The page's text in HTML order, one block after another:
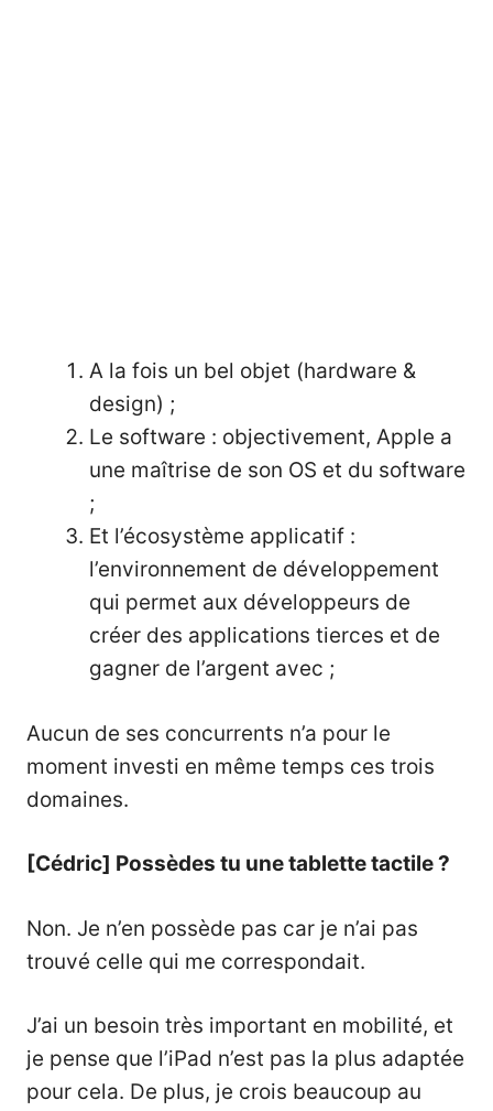
A la fois un bel objet (hardware &
design) ;
Le software : objectivement, Apple a
une maîtrise de son OS et du software
;
Et l’écosystème applicatif :
l’environnement de développement
qui permet aux développeurs de
créer des applications tierces et de
gagner de l’argent avec ;
Aucun de ses concurrents n’a pour le
moment investi en même temps ces trois
domaines.
[Cédric] Possèdes tu une tablette tactile ?
Non. Je n’en possède pas car je n’ai pas
trouvé celle qui me correspondait.
J’ai un besoin très important en mobilité, et
je pense que l’iPad n’est pas la plus adaptée
pour cela. De plus, je crois beaucoup au